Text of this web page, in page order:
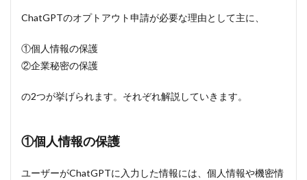
は
ChatGPT
をAPI経
場合オプ
要
ChatGPT
ChatGPTのオプトアウト申請が必要な理由として主に、
①個人情報の保護
②企業秘密の保護
の2つが挙げられます。それぞれ解説していきます。
①個人情報の保護
ユーザーがChatGPTに入力した情報には、個人情報や機密情